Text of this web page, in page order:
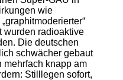
wie
wurden radioaktive
Die deutschen
schwächer gebaut
knapp am
Stilllegen sofort,